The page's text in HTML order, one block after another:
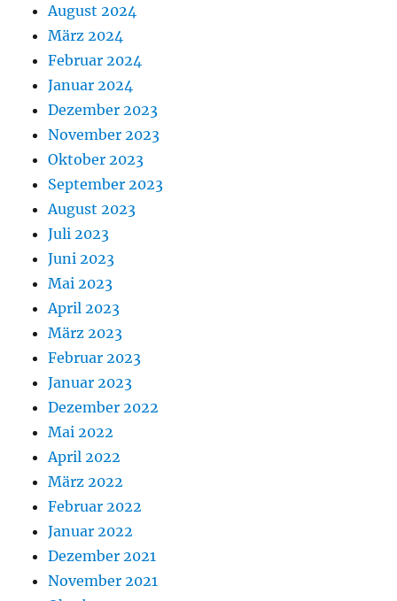
August 2024
März 2024
Februar 2024
Januar 2024
Dezember 2023
November 2023
Oktober 2023
September 2023
August 2023
Juli 2023
Juni 2023
Mai 2023
April 2023
März 2023
Februar 2023
Januar 2023
Dezember 2022
Mai 2022
April 2022
März 2022
Februar 2022
Januar 2022
Dezember 2021
November 2021